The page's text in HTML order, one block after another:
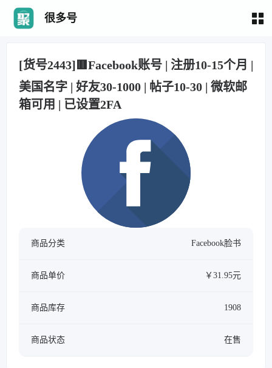
很多号
[货号2443]🟥Facebook账号 | 注册10-15个月 |
美国名字 | 好友30-1000 | 帖子10-30 | 微软邮
箱可用 | 已设置2FA
商品分类 Facebook脸书
商品单价 ￥31.95元
商品库存 1908
商品状态 在售